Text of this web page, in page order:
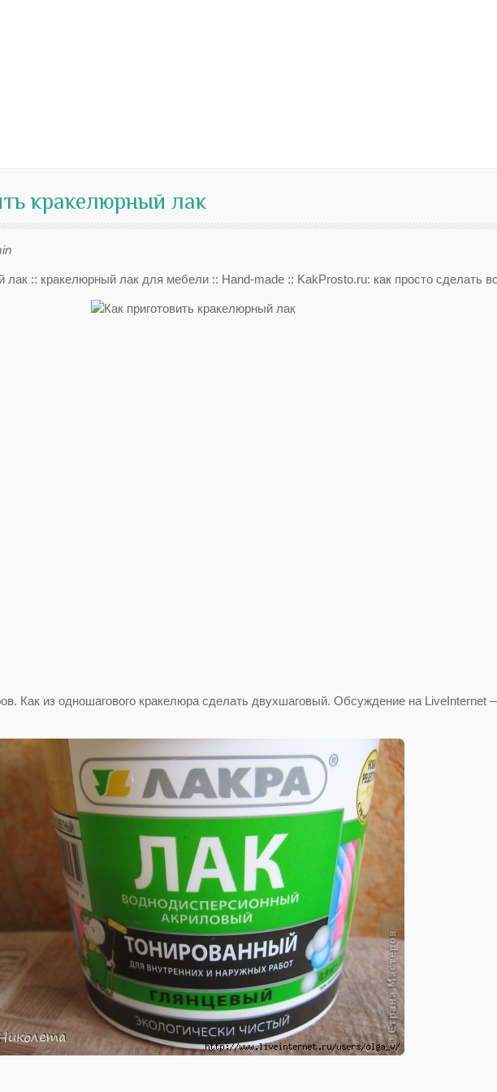
кракелюрный лак
лак :: кракелюрный лак для мебели :: Hand-made :: KakProsto.ru: как просто сделать
Как из одношагового кракелюра сделать двухшаговый. Обсуждение на LiveInternet